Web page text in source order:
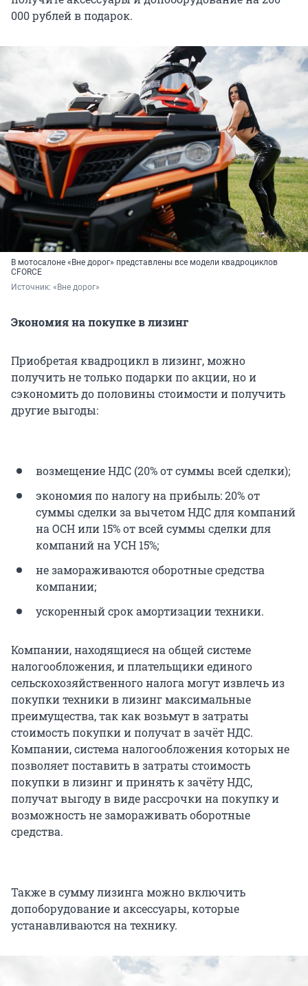
000 рублей в подарок.
В мотосалоне «Вне дорог» представлены все модели квадроциклов
CFORCE
Источник: «Вне дорог»
Экономия на покупке в лизинг
Приобретая квадроцикл в лизинг, можно
получить не только подарки по акции, но и
сэкономить до половины стоимости и получить
другие выгоды:
возмещение НДС (20% от суммы всей сделки);
экономия по налогу на прибыль: 20% от
суммы сделки за вычетом НДС для компаний
на ОСН или 15% от всей суммы сделки для
компаний на УСН 15%;
не замораживаются оборотные средства
компании;
ускоренный срок амортизации техники.
Компании, находящиеся на общей системе
налогообложения, и плательщики единого
сельскохозяйственного налога могут извлечь из
покупки техники в лизинг максимальные
преимущества, так как возьмут в затраты
стоимость покупки и получат в зачёт НДС.
Компании, система налогообложения которых не
позволяет поставить в затраты стоимость
покупки в лизинг и принять к зачёту НДС,
получат выгоду в виде рассрочки на покупку и
возможность не замораживать оборотные
средства.
Также в сумму лизинга можно включить
допоборудование и аксессуары, которые
устанавливаются на технику.